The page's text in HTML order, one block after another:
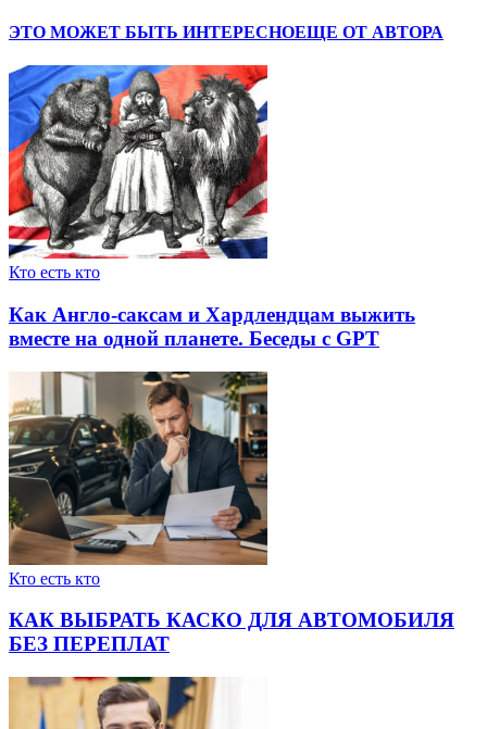
ЭТО МОЖЕТ БЫТЬ ИНТЕРЕСНОЕЩЕ ОТ АВТОРА
Кто есть кто
Как Англо-саксам и Хардлендцам выжить
вместе на одной планете. Беседы с GPT
Кто есть кто
КАК ВЫБРАТЬ КАСКО ДЛЯ АВТОМОБИЛЯ
БЕЗ ПЕРЕПЛАТ